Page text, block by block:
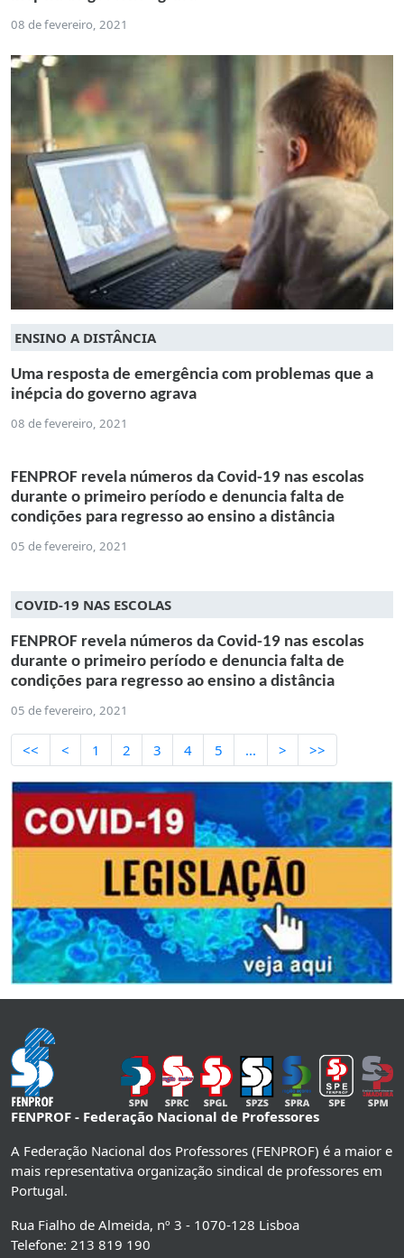
08 de fevereiro, 2021
ENSINO A DISTÂNCIA
Uma resposta de emergência com problemas que a
inépcia do governo agrava
08 de fevereiro, 2021
FENPROF revela números da Covid-19 nas escolas
durante o primeiro período e denuncia falta de
condições para regresso ao ensino a distância
05 de fevereiro, 2021
COVID-19 NAS ESCOLAS
FENPROF revela números da Covid-19 nas escolas
durante o primeiro período e denuncia falta de
condições para regresso ao ensino a distância
05 de fevereiro, 2021
<< < 1 2 3 4 5 ... > >>
FENPROF - Federação Nacional de Professores
A Federação Nacional dos Professores (FENPROF) é a maior e
mais representativa organização sindical de professores em
Portugal.
Rua Fialho de Almeida, nº 3 - 1070-128 Lisboa
Telefone: 213 819 190